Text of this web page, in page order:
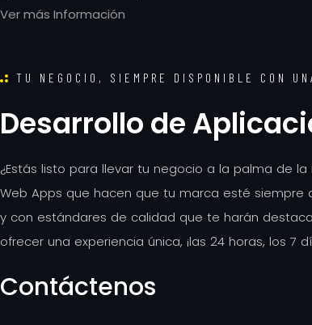
Ver más Información
TU NEGOCIO, SIEMPRE DISPONIBLE CON
Desarrollo de
¿Estás listo para llevar tu negocio a la palma de
Web Apps que hacen que tu marca esté siempre
y con estándares de calidad que te harán
ofrecer una experiencia única, ¡las 24 horas, los 7
Contáctenos